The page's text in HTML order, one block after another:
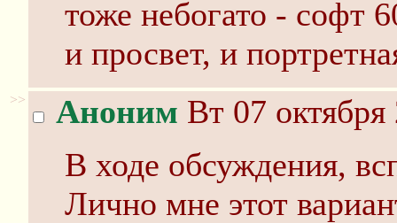
тоже небогато - софт
и просвет, и
>> Аноним Вт 07
В ходе обсуждения,
Лично мне этот